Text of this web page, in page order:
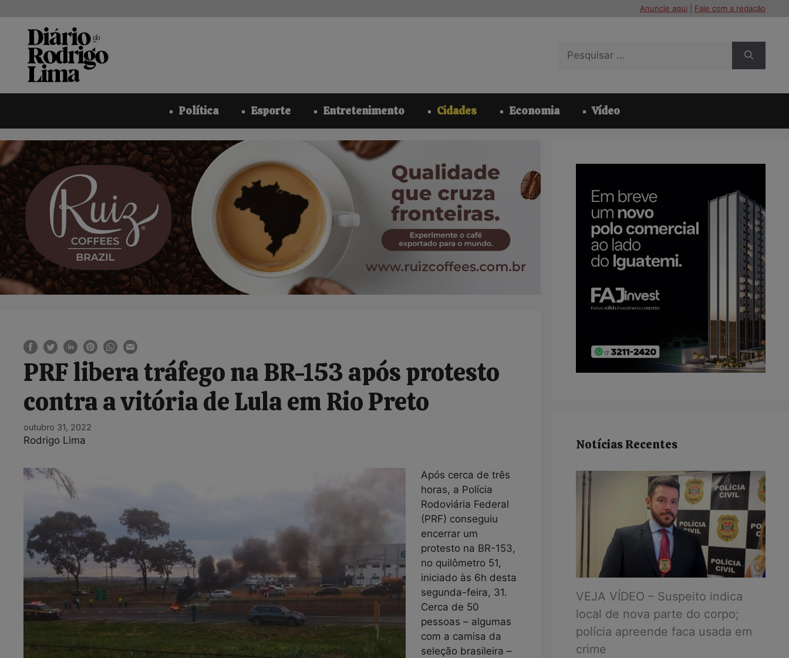
conteúdo
Anuncie aqui Fale com a redação
por:
Política Esporte Entretenimento Cidades Economia Vídeo
PRF libera tráfego na BR-153 após protesto
contra a vitória de Lula em Rio Preto
outubro 31, 2022
Rodrigo Lima
Após cerca de três
horas, a Polícia
Rodoviária Federal
(PRF) conseguiu
encerrar um
protesto na BR-153,
no quilômetro 51,
iniciado às 6h desta
segunda-feira, 31.
Cerca de 50
pessoas – algumas
com a camisa da
seleção brasileira –
Notícias Recentes
VEJA VÍDEO – Suspeito indica
local de nova parte do corpo;
polícia apreende faca usada em
crime